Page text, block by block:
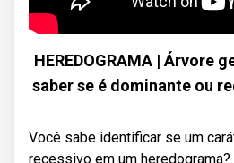
HEREDOGRAMA | Árvore
saber se é dominante ou
Você sabe identificar se um
recessivo em um